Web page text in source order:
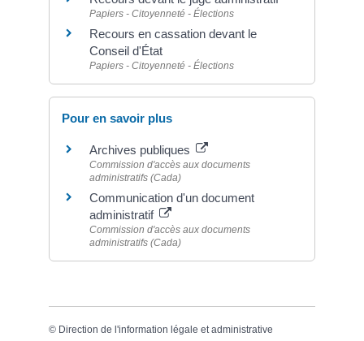
Papiers - Citoyenneté - Élections
Recours en cassation devant le
Conseil d'État
Papiers - Citoyenneté - Élections
Pour en savoir plus
Archives publiques
Commission d'accès aux documents
administratifs (Cada)
Communication d'un document
administratif
Commission d'accès aux documents
administratifs (Cada)
© Direction de l'information légale et administrative